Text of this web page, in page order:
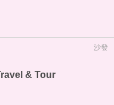
沙發
& Tour